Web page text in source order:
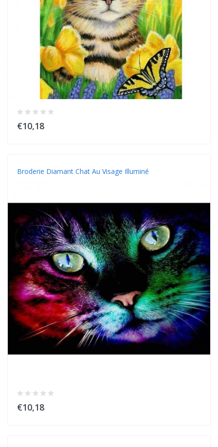
€10,18
Broderie Diamant Chat Au Visage Illuminé
€10,18